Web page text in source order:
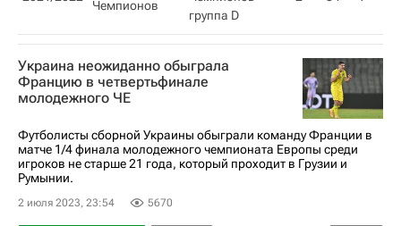
Чемпионов
группа D
Украина неожиданно обыграла
Францию в четвертьфинале
молодежного ЧЕ
Футболисты сборной Украины обыграли команду Франции в
матче 1/4 финала молодежного чемпионата Европы среди
игроков не старше 21 года, который проходит в Грузии и
Румынии.
2 июля 2023, 23:54 5670